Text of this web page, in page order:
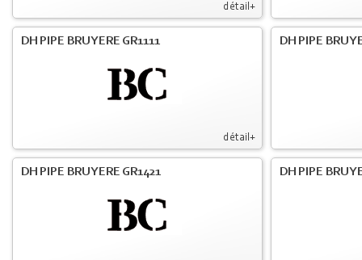
détail+
détail+
DH PIPE BRUYERE GR1111 DH PIPE
DH PIPE BRUYERE GR1421 DH PIPE